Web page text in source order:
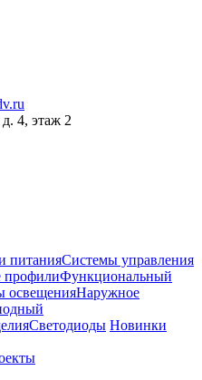
4, этаж 2
питанияСистемы управления
Функциональный
освещенияНаружное
Светодиоды Новинки